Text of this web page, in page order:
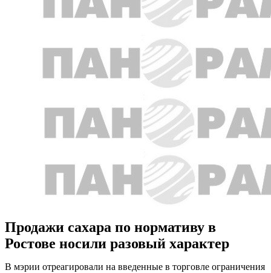
Продажи сахара по нормативу в
Ростове носили разовый характер
В мэрии отреагировали на введенные в торговле ограничения